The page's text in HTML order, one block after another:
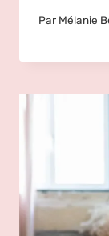
Par Mélanie